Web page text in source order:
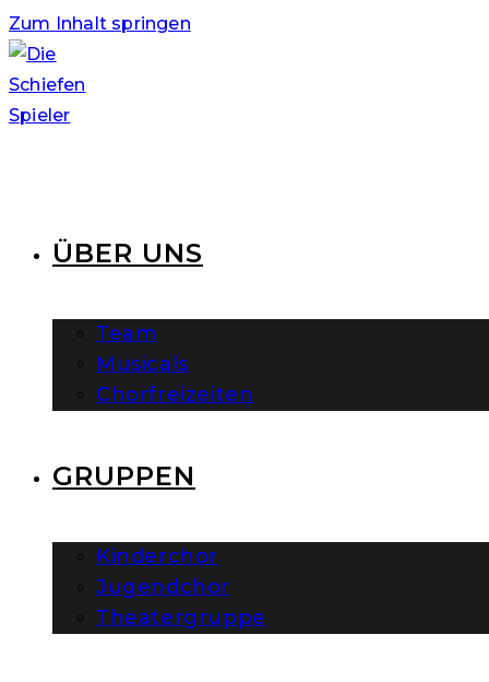
Zum Inhalt springen
ÜBER UNS
Team
Musicals
Chorfreizeiten
GRUPPEN
Kinderchor
Jugendchor
Theatergruppe